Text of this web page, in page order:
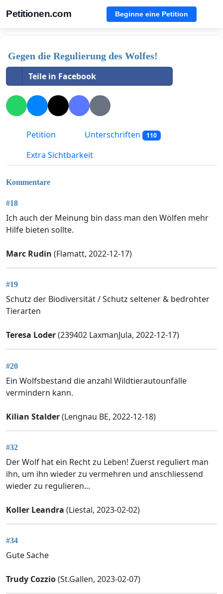
Petitionen.com Beginne eine Petition
Gegen die Regulierung des Wolfes!
Teile in Facebook
Petition Unterschriften 110
Extra Sichtbarkeit
Kommentare
#18
Ich auch der Meinung bin dass man den Wölfen mehr
Hilfe bieten sollte.
Marc Rudin (Flamatt, 2022-12-17)
#19
Schutz der Biodiversität / Schutz seltener & bedrohter
Tierarten
Teresa Loder(239402 LaxmanJula, 2022-12-17)
#20
Ein Wolfsbestand die anzahl Wildtierautounfälle
vermindern kann.
Kilian Stalder(Lengnau BE, 2022-12-18)
#32
Der Wolf hat ein Recht zu Leben! Zuerst reguliert man
ihn, um ihn wieder zu vermehren und anschliessend
wieder zu regulieren...
Koller Leandra (Liestal, 2023-02-02)
#34
Gute Sache
Trudy Cozzio(St.Gallen, 2023-02-07)